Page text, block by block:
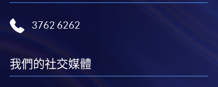
[下載報名表SF26
表可向報名中心或有關課程負責人索取。填妥申請
3762 6262
我們的社交媒體